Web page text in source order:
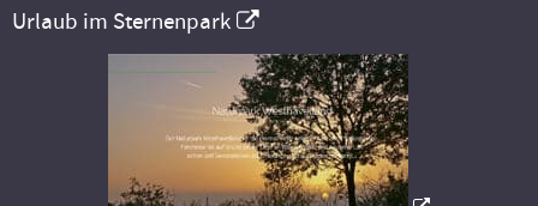
Urlaub im Sternenpark